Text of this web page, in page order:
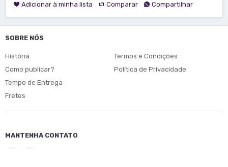
Adicionar à minha lista Comparar Compartilhar
SOBRE NÓS
História
Como publicar?
Tempo de Entrega
Fretes
Termos e Condições
Política de Privacidade
MANTENHA CONTATO